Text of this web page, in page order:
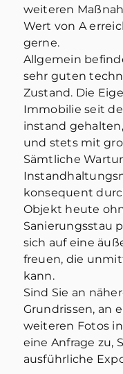
weiteren
Wert von A
gerne.
Allgemein
sehr guten
Zustand. Die
Immobilie seit
instand
und stets mit
Sämtliche
konsequent
Objekt heute
Sanierungsstau
sich auf eine
freuen, die
kann.
Sind Sie an
Grundrissen, an
weiteren Fotos
eine Anfrage zu,
ausführliche